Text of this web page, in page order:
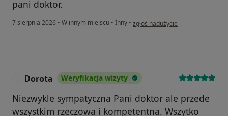
pani doktor.
7 sierpnia 2026 • W innym miejscu • Inny • w opinii użytkownika AML
zgłoś nadużycie
Dorota Weryfikacja wizyty
Niezwykle sympatyczna Pani doktor ale przede
wszystkim rzeczowa i kompetentna. Wszytko